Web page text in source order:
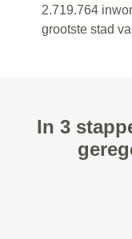
2.719.764
grootste stad
In 3